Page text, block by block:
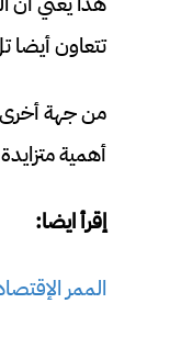
تتعاون أيضا
من جهة أخرى
أهمية
إقرأ ايضا:
الممر